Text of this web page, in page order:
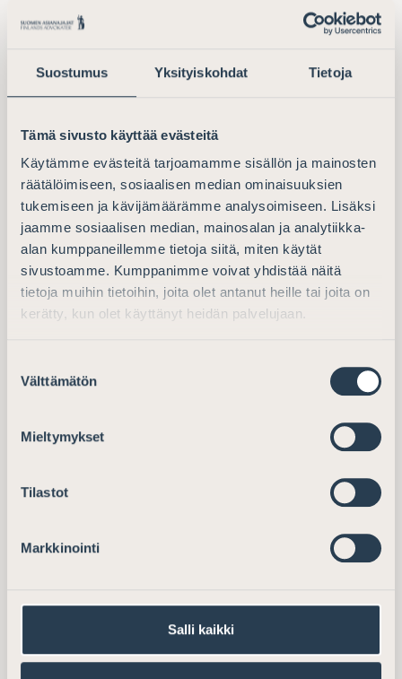
Suostumus Yksityiskohdat Tietoja
Tämä sivusto käyttää evästeitä
Käytämme evästeitä tarjoamamme sisällön ja mainosten
räätälöimiseen, sosiaalisen median ominaisuuksien
tukemiseen ja kävijämäärämme analysoimiseen. Lisäksi
jaamme sosiaalisen median, mainosalan ja analytiikka-
alan kumppaneillemme tietoja siitä, miten käytät
sivustoamme. Kumppanimme voivat yhdistää näitä
tietoja muihin tietoihin, joita olet antanut heille tai joita on
kerätty, kun olet käyttänyt heidän palvelujaan.
valinta
Välttämätön
Mieltymykset
Tilastot
Markkinointi
Salli kaikki
Coordinator, Member affairs and
ida.koski@barassociation.fi
+358 40 582 0008
Minna Wilenius
Membership and Bar Exam Coordinator
minna.wilenius@barassociation.fi
+358 9 6866 120
Training:koulutus@asianajajat.fi
Defensor Legis editorial
Liisa Karttunen
Director, Communications and training